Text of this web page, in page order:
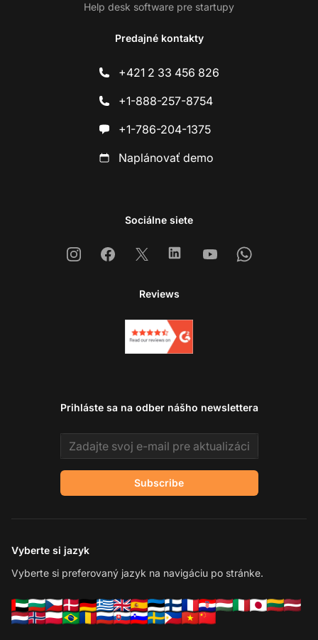
Help desk software pre startupy
Predajné kontakty
+421 2 33 456 826
+1-888-257-8754
+1-786-204-1375
Naplánovať demo
Sociálne siete
InstagramFacebook
X LinkedinYoutubeWhatsapp
Reviews
Prihláste sa na odber nášho newslettera
Email address
Subscribe
Vyberte si jazyk
Vyberte si preferovaný jazyk na navigáciu po stránke.